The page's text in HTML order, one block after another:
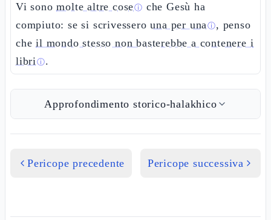
Vi sonomolte altre coseⓘ che Gesù ha
compiuto: se si scrivesserouna per unaⓘ, penso
cheil mondo stesso non basterebbe a contenere i
libriⓘ.
Approfondimento storico-halakhico
Pericope precedente Pericope successiva